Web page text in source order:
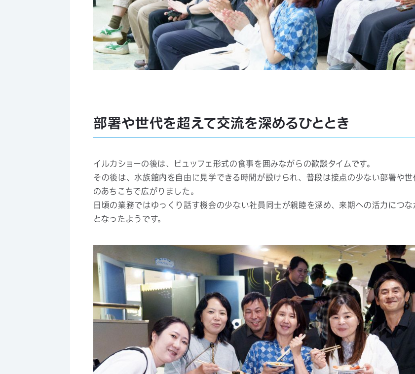
部署や世代を超えて交流を深めるひととき
イルカショーの後は、ビュッフェ形式の食事を囲みながらの歓談タイムです。
その後は、水族館内を自由に見学できる時間が設けられ、普段は接点の少ない部署や
のあちこちで広がりました。
日頃の業務ではゆっくり話す機会の少ない社員同士が親睦を深め、来期への活力につな
となったようです。